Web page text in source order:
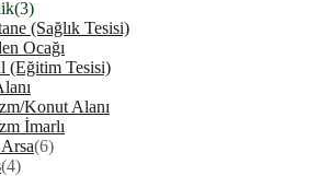
(3)
(Sağlık Tesisi)
Ocağı
(Eğitim Tesisi)
Konut Alanı
İmarlı
(6)
(4)